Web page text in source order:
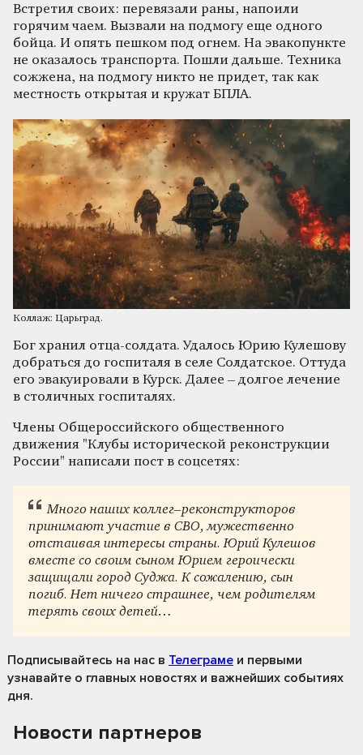
Встретил своих: перевязали раны, напоили
горячим чаем. Вызвали на подмогу еще одного
бойца. И опять пешком под огнем. На эвакопункте
не оказалось транспорта. Пошли дальше. Техника
сожжена, на подмогу никто не придет, так как
местность открытая и кружат БПЛА.
Коллаж: Царьград.
Бог хранил отца-солдата. Удалось Юрию Кулешову
добраться до госпиталя в селе Солдатское. Оттуда
его эвакуировали в Курск. Далее – долгое лечение
в столичных госпиталях.
Члены Общероссийского общественного
движения "Клубы исторической реконструкции
России" написали пост в соцсетях:
Много наших коллег–реконструкторов
принимают участие в СВО, мужественно
отстаивая интересы страны. Юрий Кулешов
вместе со своим сыном Юрием героически
защищали город Суджа. К сожалению, сын
погиб. Нет ничего страшнее, чем родителям
терять своих детей…
Подписывайтесь на нас в Телеграме и первыми
узнавайте о главных новостях и важнейших событиях
дня.
Новости партнеров